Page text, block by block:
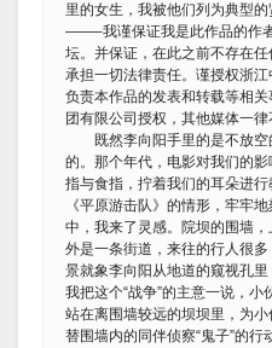
里的女生，我被他们列为典型的
——–我谨保证我是此作品的作
坛。并保证，在此之前不存在
承担一切法律责任。谨授权浙
负责本作品的发表和转载等相
团有限公司授权，其他媒体一律
既然李向阳手里的是不放空
的。那个年代，电影对我们的
指与食指，拧着我们的耳朵进行
《平原游击队》的情形，牢牢
中，我来了灵感。院坝的围墙
外是一条街道，来往的行人很
景就象李向阳从地道的窥视孔里
我把这个“战争”的主意一说，
站在离围墙较远的坝坝里，为
替围墙内的同伴侦察“鬼子”的